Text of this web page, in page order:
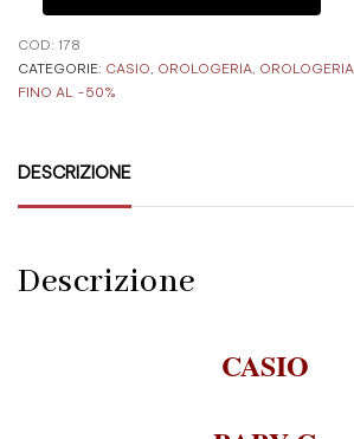
COD: 178
CATEGORIE: CASIO OROLOGERIA OROLOGERIA
FINO AL -50%
DESCRIZIONE
Descrizione
CASIO